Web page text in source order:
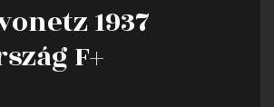
1937
F+